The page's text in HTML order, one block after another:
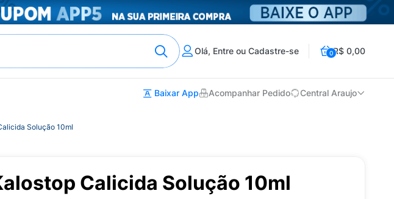
Olá, Entre ou Cadastre-se 0R$ 0,00
Baixar App Acompanhar Pedido Central Araujo
Solução 10ml
Calicida Solução 10ml